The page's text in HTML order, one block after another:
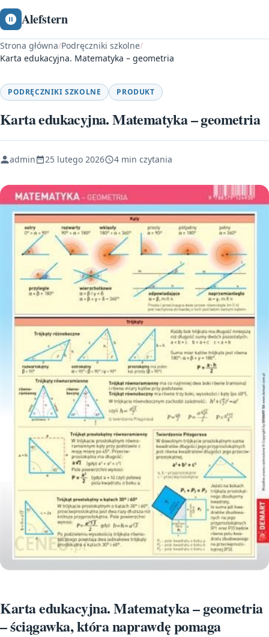
Alefstern
Strona główna/Podręczniki szkolne/
Karta edukacyjna. Matematyka – geometria
PODRĘCZNIKI SZKOLNE PRODUKT
Karta edukacyjna. Matematyka – geometria
admin 25 lutego 2026 4 min czytania
Karta edukacyjna. Matematyka – geometria
– ściągawka, która naprawdę pomaga